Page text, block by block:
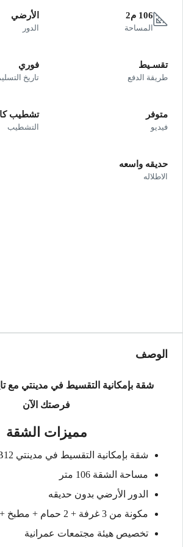
106 م2
المساحة
الأرضي
الدور
تقسـيط
طريقة الدفع
فوري
تاريخ
متوفر
فيديو
تشطيب
التشطيب
حديقه واسعه
الاطلاله
الوصف
شقة بإمكانية التقسيط في مدينتي مع
فرصتك الآن
مميزات الشقة
شقة بإمكانية التقسيط في مدينتي B12 – مجموعة 121
مساحة الشقة 106 متر
الدور الأرضي بدون حديقه
مكونة من 3 غرفة + 2 حمام + مطبخ + رسبشن
تخصيص هيئة مجتمعات عمرانية